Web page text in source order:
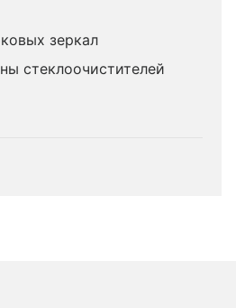
зеркал
стеклоочистителей